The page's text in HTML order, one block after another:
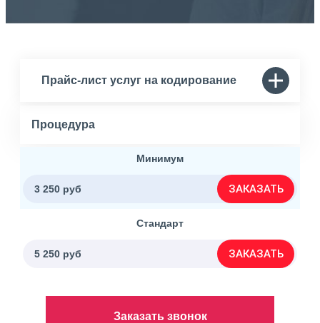
Прайс-лист услуг на кодирование
Процедура
Минимум
3 250 руб ЗАКАЗАТЬ
Стандарт
5 250 руб ЗАКАЗАТЬ
Заказать звонок